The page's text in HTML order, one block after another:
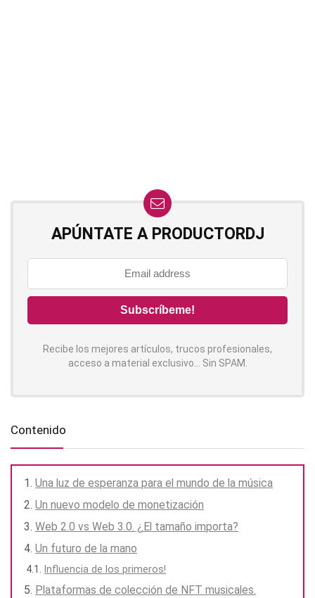
APÚNTATE A PRODUCTORDJ
Recibe los mejores artículos, trucos profesionales,
acceso a material exclusivo... Sin SPAM.
Contenido
Una luz de esperanza para el mundo de la música
Un nuevo modelo de monetización
Web 2.0 vs Web 3.0. ¿El tamaño importa?
Un futuro de la mano
Influencia de los primeros!
Plataformas de colección de NFT musicales.